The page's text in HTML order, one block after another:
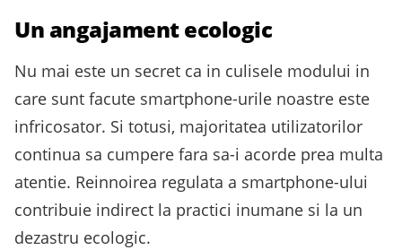
Un angajament ecologic
Nu mai este un secret ca in culisele modului in
care sunt facute smartphone-urile noastre este
infricosator. Si totusi, majoritatea utilizatorilor
continua sa cumpere fara sa-i acorde prea multa
atentie. Reinnoirea regulata a smartphone-ului
contribuie indirect la practici inumane si la un
dezastru ecologic.